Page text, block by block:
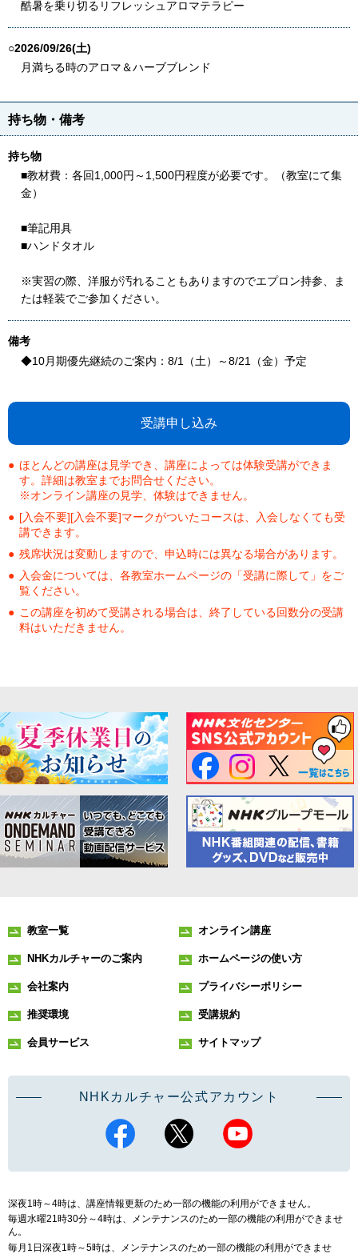
酷暑を乗り切るリフレッシュアロマテラピー
○2026/09/26(土)
月満ちる時のアロマ＆ハーブブレンド
持ち物・備考
持ち物
■教材費：各回1,000円～1,500円程度が必要です。（教室にて集
金）
■筆記用具
■ハンドタオル
※実習の際、洋服が汚れることもありますのでエプロン持参、ま
たは軽装でご参加ください。
備考
◆10月期優先継続のご案内：8/1（土）～8/21（金）予定
受講申し込み
ほとんどの講座は見学でき、講座によっては体験受講ができま
す。詳細は教室までお問合せください。
※オンライン講座の見学、体験はできません。
[入会不要][入会不要]マークがついたコースは、入会しなくても受
講できます。
残席状況は変動しますので、申込時には異なる場合があります。
入会金については、各教室ホームページの「受講に際して」をご
覧ください。
この講座を初めて受講される場合は、終了している回数分の受講
料はいただきません。
教室一覧 オンライン講座
NHKカルチャーのご案内 ホームページの使い方
会社案内 プライバシーポリシー
推奨環境 受講規約
会員サービス サイトマップ
NHKカルチャー公式アカウント
深夜1時～4時は、講座情報更新のため一部の機能の利用ができません。
毎週水曜21時30分～4時は、メンテナンスのため一部の機能の利用ができませ
ん。
毎月1日深夜1時～5時は、メンテナンスのため一部の機能の利用ができませ